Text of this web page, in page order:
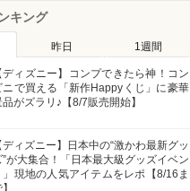
キング
昨日 1週間
ディズニー】コンプできたら神！コン
ニで買える「新作Happyくじ」に豪華
品がズラリ♪【8/7販売開始】
ディズニー】日本中の“激かわ最新グッ
”が大集合！「日本最大級グッズイベン
」現地の人気アイテムをレポ【8/16ま